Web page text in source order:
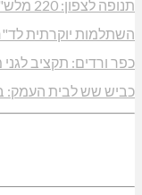
תנופה לצפון: 220 מלש"ח ל-23 רשויות
השתלמות יוקרתית
כפר ורדים: תקציב
כביש שש לבית העמק: ב-